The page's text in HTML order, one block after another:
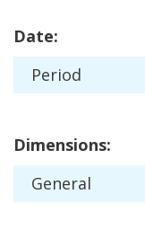
Date:
Period
Dimensions:
General